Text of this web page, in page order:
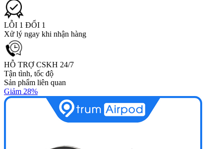
LỖI 1 ĐỔI 1
Xử lý ngay khi nhận hàng
HỖ TRỢ CSKH 24/7
Tận tình, tốc độ
Sản phẩm liên quan
Giảm 28%